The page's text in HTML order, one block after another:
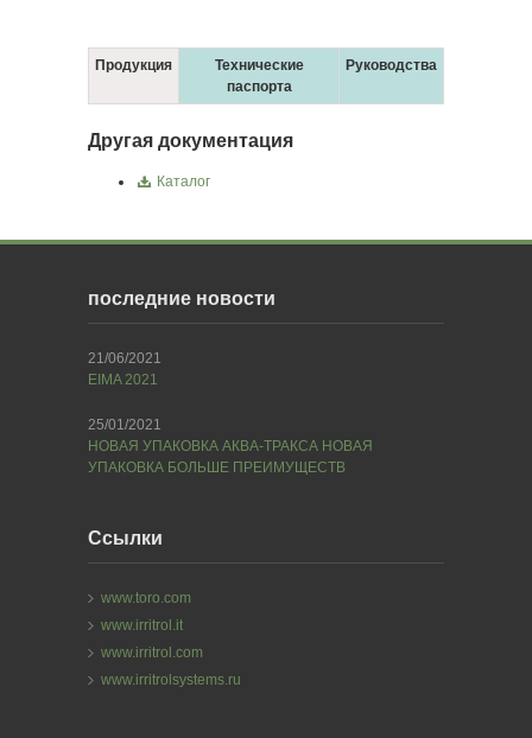
Продукция
Технические
паспорта
Руководства
Другая документация
Каталог
последние новости
21/06/2021
EIMA 2021
25/01/2021
НОВАЯ УПАКОВКА АКВА-ТРАКСА НОВАЯ
УПАКОВКА БОЛЬШЕ ПРЕИМУЩЕСТВ
Ссылки
www.toro.com
www.irritrol.it
www.irritrol.com
www.irritrolsystems.ru